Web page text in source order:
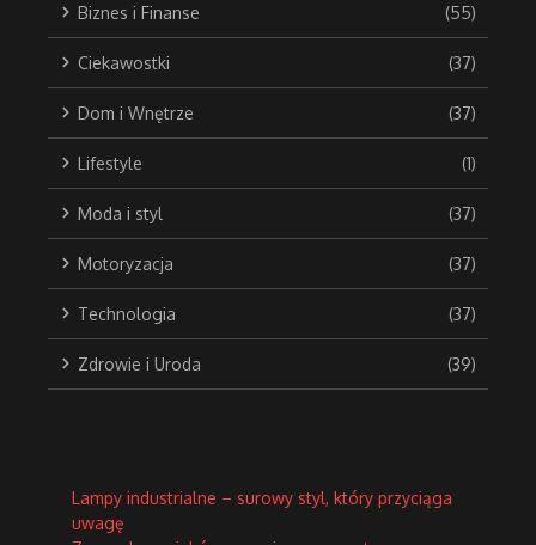
Biznes i Finanse (55)
Ciekawostki (37)
Dom i Wnętrze (37)
Lifestyle (1)
Moda i styl (37)
Motoryzacja (37)
Technologia (37)
Zdrowie i Uroda (39)
Lampy industrialne – surowy styl, który przyciąga
uwagę